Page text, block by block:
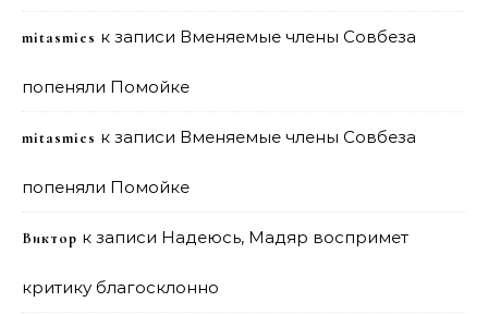
mitasmies к записи Вменяемые члены Совбеза
попеняли Помойке
mitasmies к записи Вменяемые члены Совбеза
попеняли Помойке
Виктор к записи Надеюсь, Мадяр воспримет
критику благосклонно